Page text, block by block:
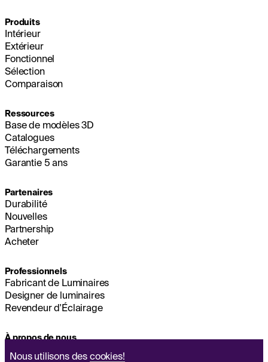
Nous utilisons des cookies!
Produits
Intérieur
Extérieur
Fonctionnel
Sélection
Comparaison
Ressources
Base de modèles 3D
Catalogues
Téléchargements
Garantie 5 ans
Partenaires
Durabilité
Nouvelles
Partnership
Acheter
Professionnels
Fabricant de Luminaires
Designer de luminaires
Revendeur d'Éclairage
À propos de nous